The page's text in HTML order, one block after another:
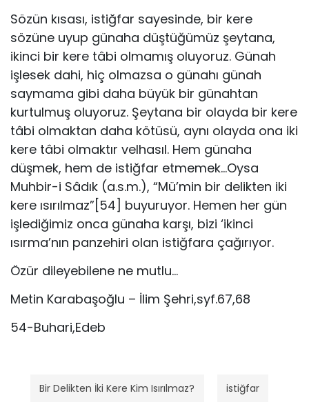
Sözün kısası, istiğfar sayesinde, bir kere
sözüne uyup günaha düştüğümüz şeytana,
ikinci bir kere tâbi olmamış oluyoruz. Günah
işlesek dahi, hiç olmazsa o günahı günah
saymama gibi daha büyük bir günahtan
kurtulmuş oluyoruz. Şeytana bir olayda bir kere
tâbi olmaktan daha kötüsü, aynı olayda ona iki
kere tâbi olmaktır velhasıl. Hem günaha
düşmek, hem de istiğfar etmemek…Oysa
Muhbir-i Sâdık (a.s.m.), “Mü’min bir delikten iki
kere ısırılmaz”[54] buyuruyor. Hemen her gün
işlediğimiz onca günaha karşı, bizi ‘ikinci
ısırma’nın panzehiri olan istiğfara çağırıyor.
Özür dileyebilene ne mutlu…
Metin Karabaşoğlu – İlim Şehri,syf.67,68
54-Buhari,Edeb
Bir Delikten İki Kere Kim Isırılmaz? istiğfar